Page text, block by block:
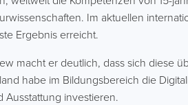
Im aktuellen
Ergebnis erreicht.
macht er deutlich, dass sich diese
habe im Bildungsbereich die
investieren.